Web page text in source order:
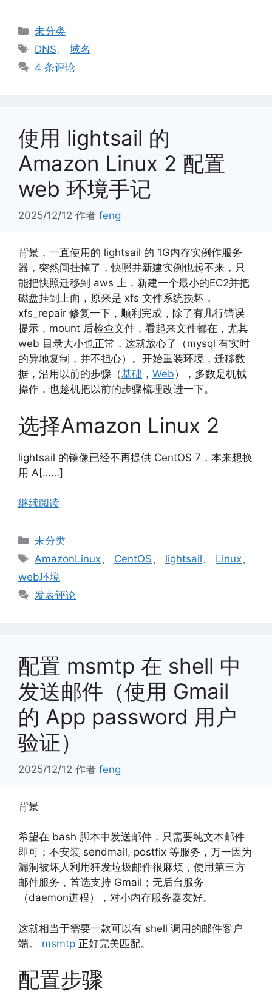
分
类
未分类
标
签
DNS、域名
4 条评论
使用 lightsail 的
Amazon Linux 2 配置
web 环境手记
2025/12/12 作者 feng
背景，一直使用的 lightsail 的 1G内存实例作服务
器，突然间挂掉了，快照并新建实例也起不来，只
能把快照迁移到 aws 上，新建一个最小的EC2并把
磁盘挂到上面，原来是 xfs 文件系统损坏，
xfs_repair 修复一下，顺利完成，除了有几行错误
提示，mount 后检查文件，看起来文件都在，尤其
web 目录大小也正常，这就放心了（mysql 有实时
的异地复制，并不担心）。开始重装环境，迁移数
据，沿用以前的步骤（基础 ， Web），多数是机械
操作，也趁机把以前的步骤梳理改进一下。
选择Amazon Linux 2
lightsail 的镜像已经不再提供 CentOS 7，本来想换
用 A[……]
继续阅读
分
类
未分类
标
签
AmazonLinux、 CentOS、 lightsail、 Linux、
web环境
发表评论
配置 msmtp 在 shell 中
发送邮件（使用 Gmail
的 App password 用户
验证）
2025/12/12 作者 feng
背景
希望在 bash 脚本中发送邮件，只需要纯文本邮件
即可；不安装 sendmail, postfix 等服务，万一因为
漏洞被坏人利用狂发垃圾邮件很麻烦，使用第三方
邮件服务，首选支持 Gmail；无后台服务
（daemon进程），对小内存服务器友好。
这就相当于需要一款可以有 shell 调用的邮件客户
端。 msmtp 正好完美匹配。
配置步骤